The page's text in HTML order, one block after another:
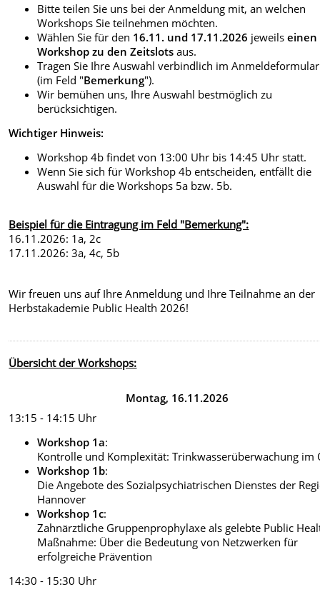
Bitte teilen Sie uns bei der Anmeldung mit, an welchen
Workshops Sie teilnehmen möchten.
Wählen Sie für den 16.11. und 17.11.2026 jeweilseinen
Workshop zu den Zeitslots aus.
Tragen Sie Ihre Auswahl verbindlich im
(im Feld "Bemerkung").
Wir bemühen uns, Ihre Auswahl bestmöglich zu
berücksichtigen.
Wichtiger Hinweis:
Workshop 4b findet von 13:00 Uhr bis 14:45 Uhr statt.
Wenn Sie sich für Workshop 4b entscheiden, entfällt die
Auswahl für die Workshops 5a bzw. 5b.
Beispiel für die Eintragung im Feld "Bemerkung":
16.11.2026: 1a, 2c
17.11.2026: 3a, 4c, 5b
Wir freuen uns auf Ihre Anmeldung und Ihre Teilnahme an der
Herbstakademie Public Health 2026!
Übersicht der Workshops:
Montag, 16.11.2026
13:15 - 14:15 Uhr
Workshop 1a:
Kontrolle und Komplexität: Trinkwasserüberwachung im
Workshop 1b:
Die Angebote des Sozialpsychiatrischen Dienstes der
Hannover
Workshop 1c:
Zahnärztliche Gruppenprophylaxe als gelebte Public
Maßnahme: Über die Bedeutung von Netzwerken für
erfolgreiche Prävention
14:30 - 15:30 Uhr